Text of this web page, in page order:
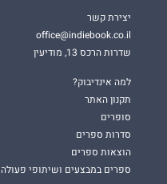
יצירת קשר
office@indiebook.co.il
שדרות הרכס 13, מודיעין
למה אינדיבוק?
תקנון האתר
סופרים
סדרות ספרים
הוצאות ספרים
ספרים במבצעים ושיתופי פעולה